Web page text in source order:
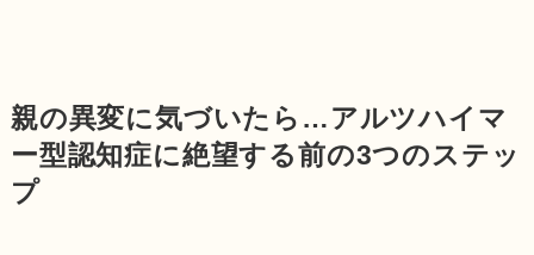
親の異変に気づいたら…アルツハイマ
ー型認知症に絶望する前の3つのステッ
プ